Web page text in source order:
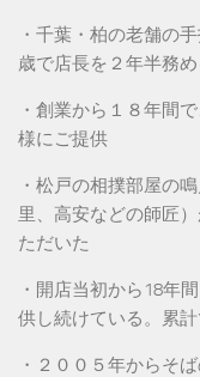
・千葉・柏の老舗の
歳で店長を２年半務め
・創業から１８年間
様にご提供
・松戸の相撲部屋の
里、高安などの師匠
ただいた
・開店当初から18年
供し続けている。累
・２００５年からそ